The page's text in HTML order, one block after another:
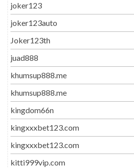
joker123
joker123auto
Joker123th
juad888
khumsup888.me
khumsup888.me
kingdom66n
kingxxxbet123.com
kingxxxbet123.com
kitti999vip.com